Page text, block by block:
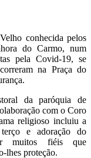
conhecida pelos
do Carmo, num
pela Covid-19, se
na Praça do
da paróquia de
com o Coro
religioso incluiu a
e adoração do
muitos fiéis que
lhes proteção.